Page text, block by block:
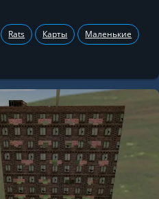
Rats Карты Маленькие